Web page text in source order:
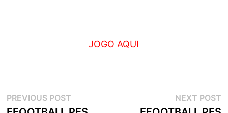
JOGO AQUI
Navegação
PREVIOUS POSTPrevious
post:
NEXT POST